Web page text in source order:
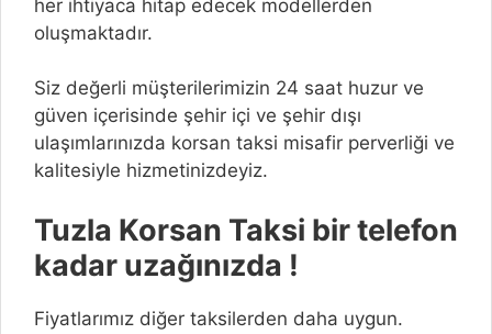
her ihtiyaca hitap edecek modellerden
oluşmaktadır.
Siz değerli müşterilerimizin 24 saat huzur ve
güven içerisinde şehir içi ve şehir dışı
ulaşımlarınızda korsan taksi misafir perverliği ve
kalitesiyle hizmetinizdeyiz.
Tuzla Korsan Taksi bir telefon
kadar uzağınızda !
Fiyatlarımız diğer taksilerden daha uygun.